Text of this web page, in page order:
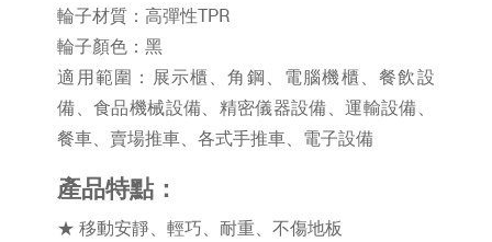
輪子材質：高彈性TPR
輪子顏色：黑
適用範圍：展示櫃、角鋼、電腦機櫃、餐飲設
備、食品機械設備、精密儀器設備、運輸設備、
餐車、賣場推車、各式手推車、電子設備
產品特點：
★ 移動安靜、輕巧、耐重、不傷地板